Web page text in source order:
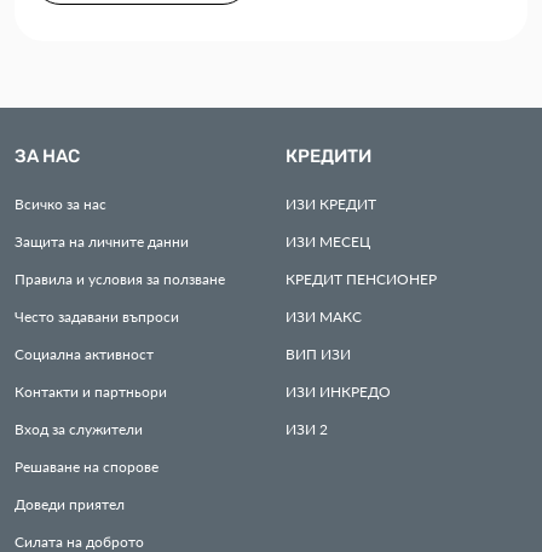
ЗА НАС
Всичко за нас
Защита на личните данни
Правила и условия за ползване
Често задавани въпроси
Социална активност
Контакти и партньори
Вход за служители
Решаване на спорове
Доведи приятел
Силата на доброто
КРЕДИТИ
ИЗИ КРЕДИТ
ИЗИ МЕСЕЦ
КРЕДИТ ПЕНСИОНЕР
ИЗИ МАКС
ВИП ИЗИ
ИЗИ ИНКРЕДО
ИЗИ 2